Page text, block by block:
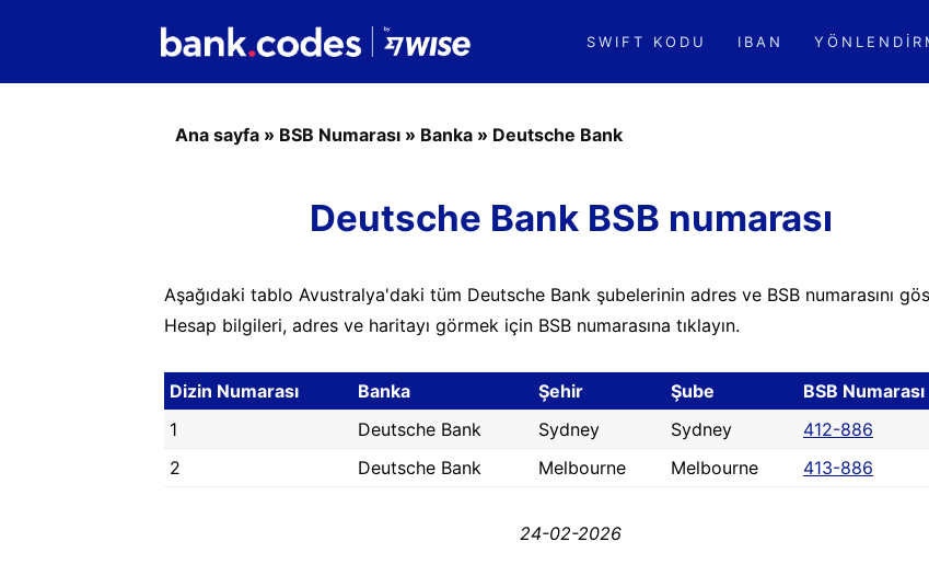
SWIFT KODU IBAN
Ana sayfa » BSB Numarası » Banka » Deutsche Bank
Deutsche Bank BSB numarası
Aşağıdaki tablo Avustralya'daki tüm Deutsche Bank şubelerinin adres ve BSB numarasını
Hesap bilgileri, adres ve haritayı görmek için BSB numarasına tıklayın.
Dizin Numarası Banka Şehir Şube
BSB Numarası
1
Deutsche Bank Sydney Sydney
412-886
2
Deutsche Bank Melbourne Melbourne 413-886
24-02-2026